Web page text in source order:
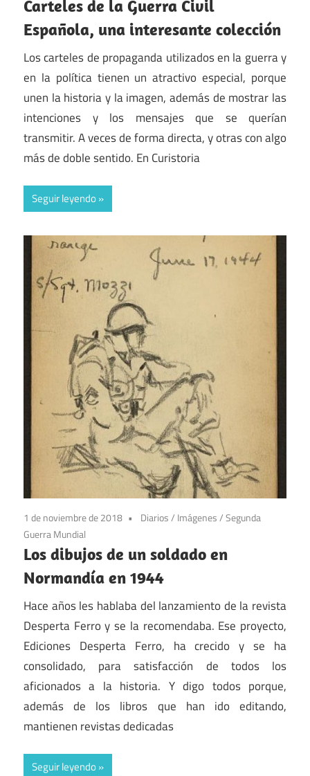
Carteles de la Guerra Civil
Española, una interesante colección
Los carteles de propaganda utilizados en la guerra y
en la política tienen un atractivo especial, porque
unen la historia y la imagen, además de mostrar las
intenciones y los mensajes que se querían
transmitir. A veces de forma directa, y otras con algo
más de doble sentido. En Curistoria
Seguir leyendo
1 de noviembre de 2018 Diarios/ Imágenes/Segunda
Guerra Mundial
Los dibujos de un soldado en
Normandía en 1944
Hace años les hablaba del lanzamiento de la revista
Desperta Ferro y se la recomendaba. Ese proyecto,
Ediciones Desperta Ferro, ha crecido y se ha
consolidado, para satisfacción de todos los
aficionados a la historia. Y digo todos porque,
además de los libros que han ido editando,
mantienen revistas dedicadas
Seguir leyendo